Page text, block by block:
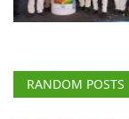
RANDOM POSTS